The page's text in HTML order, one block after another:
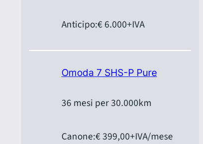
Anticipo:€ 6.000+IVA
Omoda 7 SHS-P Pure
36 mesi per 30.000km
Canone:€ 399,00+IVA/mese